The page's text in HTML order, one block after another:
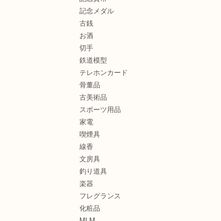
記念メダル
古銭
お酒
切手
鉄道模型
テレホンカード
骨董品
古美術品
スポーツ用品
家電
喫煙具
線香
文房具
釣り道具
楽器
フレグランス
化粧品